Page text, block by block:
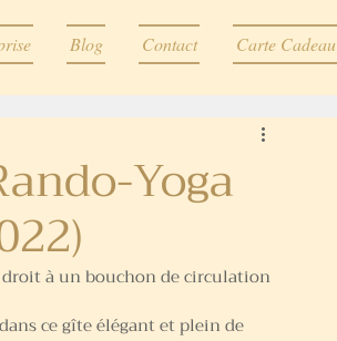
Blog Contact Carte Cadeau
Yoga
à un bouchon de circulation
ce gîte élégant et plein de